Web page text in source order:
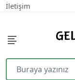
İletişim